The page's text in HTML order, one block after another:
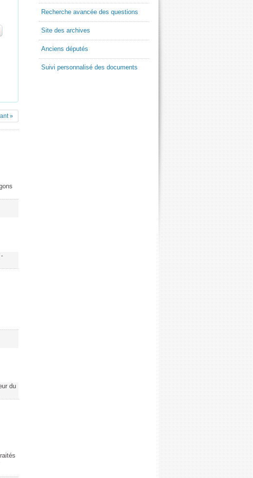
»
du
Recherche avancée des questions
Site des archives
Anciens députés
Suivi personnalisé des documents